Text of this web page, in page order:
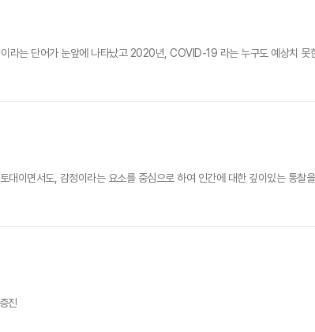
라는 단어가 눈앞에 나타났고 2020년, COVID-19 라는 누구도 예상치 못
대이면서도, 감정이라는 요소를 중심으로 하여 인간에 대한 깊이있는 통찰
진